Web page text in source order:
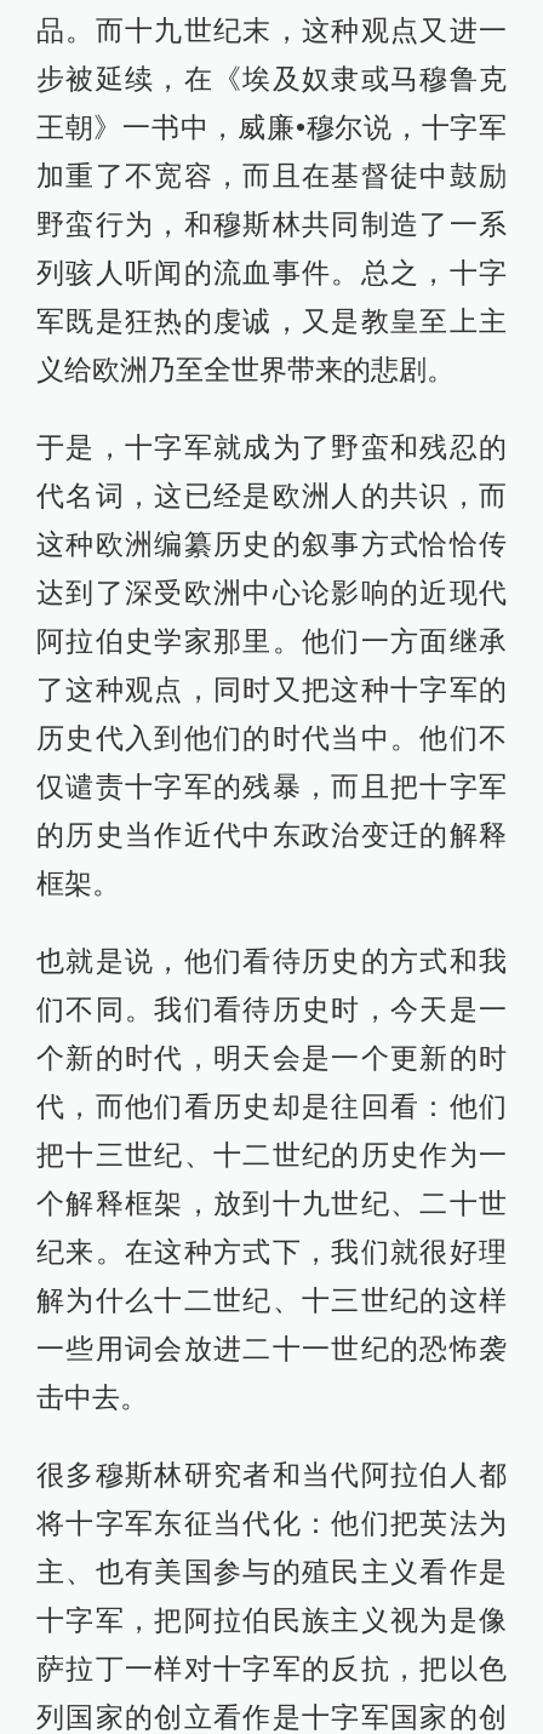
品。而十九世纪末，这种观点又进一
步被延续，在《埃及奴隶或马穆鲁克
王朝》一书中，威廉•穆尔说，十字军
加重了不宽容，而且在基督徒中鼓励
野蛮行为，和穆斯林共同制造了一系
列骇人听闻的流血事件。总之，十字
军既是狂热的虔诚，又是教皇至上主
义给欧洲乃至全世界带来的悲剧。
于是，十字军就成为了野蛮和残忍的
代名词，这已经是欧洲人的共识，而
这种欧洲编纂历史的叙事方式恰恰传
达到了深受欧洲中心论影响的近现代
阿拉伯史学家那里。他们一方面继承
了这种观点，同时又把这种十字军的
历史代入到他们的时代当中。他们不
仅谴责十字军的残暴，而且把十字军
的历史当作近代中东政治变迁的解释
框架。
也就是说，他们看待历史的方式和我
们不同。我们看待历史时，今天是一
个新的时代，明天会是一个更新的时
代，而他们看历史却是往回看：他们
把十三世纪、十二世纪的历史作为一
个解释框架，放到十九世纪、二十世
纪来。在这种方式下，我们就很好理
解为什么十二世纪、十三世纪的这样
一些用词会放进二十一世纪的恐怖袭
击中去。
很多穆斯林研究者和当代阿拉伯人都
将十字军东征当代化：他们把英法为
主、也有美国参与的殖民主义看作是
十字军，把阿拉伯民族主义视为是像
萨拉丁一样对十字军的反抗，把以色
列国家的创立看作是十字军国家的创